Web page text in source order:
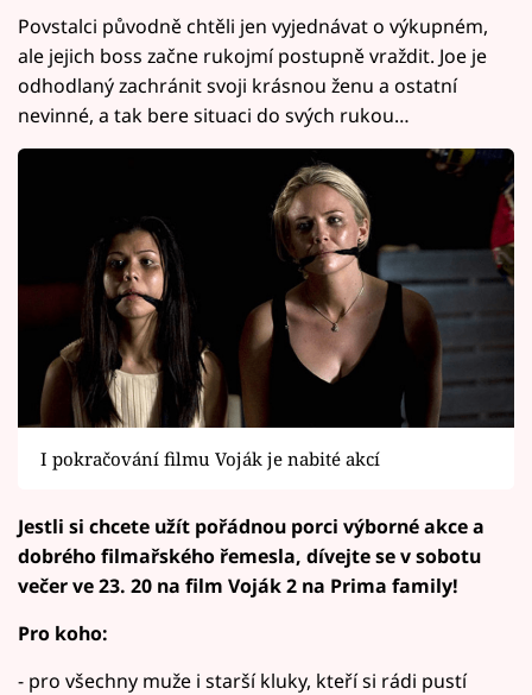
Povstalci původně chtěli jen vyjednávat o výkupném,
ale jejich boss začne rukojmí postupně vraždit. Joe je
odhodlaný zachránit svoji krásnou ženu a ostatní
nevinné, a tak bere situaci do svých rukou…
I pokračování filmu Voják je nabité akcí
Jestli si chcete užít pořádnou porci výborné akce a
dobrého filmařského řemesla, dívejte se v sobotu
večer ve 23. 20 na film Voják 2 na Prima family!
Pro koho:
- pro všechny muže i starší kluky, kteří si rádi pustí